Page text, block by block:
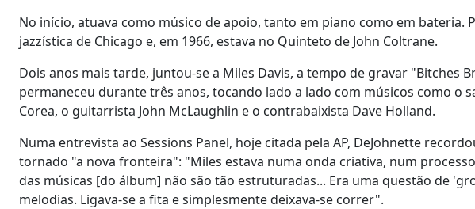
No início, atuava como músico de apoio, tanto em piano como em bateria.
jazzística de Chicago e, em 1966, estava no Quinteto de John Coltrane.
Dois anos mais tarde, juntou-se a Miles Davis, a tempo de gravar "Bitches
permaneceu durante três anos, tocando lado a lado com músicos como o
Corea, o guitarrista John McLaughlin e o contrabaixista Dave Holland.
Numa entrevista ao Sessions Panel, hoje citada pela AP, DeJohnette
tornado "a nova fronteira": "Miles estava numa onda criativa, num
das músicas [do álbum] não são tão estruturadas... Era uma questão de
melodias. Ligava-se a fita e simplesmente deixava-se correr".